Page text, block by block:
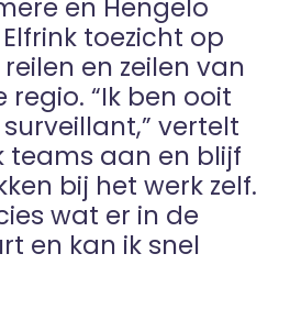
en Hengelo
toezicht op
en zeilen van
regio. “Ik ben ooit
vertelt
teams aan en blijf
bij het werk zelf.
wat er in de
en kan ik snel